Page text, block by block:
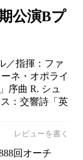
公演Bプ
／指揮：ファ
ネ・オポライ
序曲 R. シュ
：交響詩「英
レビューを書く